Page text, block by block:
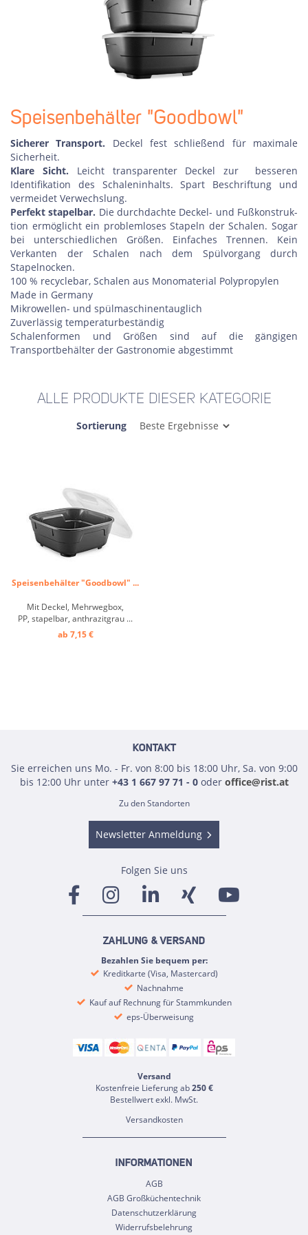
Speisenbehälter "Goodbowl"
Sicherer Transport. Deckel fest schließend für maximale
Sicherheit.
Klare Sicht. Leicht transparenter Deckel zur
besseren
Identifikation des Schaleninhalts. Spart Beschriftung und
vermeidet Verwechslung.
Perfekt stapelbar. Die durch­dachte Deckel- und Fußkonstruk­
tion ermöglicht ein problemloses Stapeln der Schalen. Sogar
bei unterschiedlichen Größen. Einfaches Trennen. Kein
Verkanten der Schalen nach dem Spülvorgang durch
Stapelnocken.
100 % recyclebar, Schalen aus Monomaterial Polypropylen
Made in Germany
Mikrowellen- und spülmaschinentauglich
Zuverlässig temperaturbeständig
Schalenformen und Größen sind auf die gängigen
Transportbehälter der Gastronomie abgestimmt
ALLE PRODUKTE DIESER KATEGORIE
Sortierung
Speisenbehälter "Goodbowl" ...
Mit Deckel, Mehrwegbox,
PP, stapelbar, anthrazitgrau ...
ab 7,15 €
KONTAKT
Sie erreichen uns Mo. - Fr. von 8:00 bis 18:00 Uhr, Sa. von 9:00
bis 12:00 Uhr unter +43 1 667 97 71 - 0oder office@rist.at
Zu den Standorten
Newsletter Anmeldung
Folgen Sie uns
ZAHLUNG & VERSAND
Bezahlen Sie bequem per:
Kreditkarte (Visa, Mastercard)
Nachnahme
Kauf auf Rechnung für Stammkunden
eps-Überweisung
Versand
Kostenfreie Lieferung ab250 €
Bestellwert exkl. MwSt.
Versandkosten
INFORMATIONEN
AGB
AGB Großküchentechnik
Datenschutzerklärung
Widerrufsbelehrung